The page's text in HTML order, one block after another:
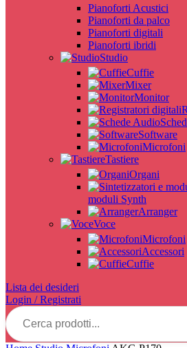
Pianoforti Acustici
Pianoforti da palco
Pianoforti digitali
Pianoforti ibridi
Studio
Cuffie
Mixer
Monitor
Software
Microfoni
Tastiere
Organi
moduli Synth
Arranger
Voce
Microfoni
Accessori
Cuffie
Lista dei desideri
Login / Registrati
Cerca
prodotti...